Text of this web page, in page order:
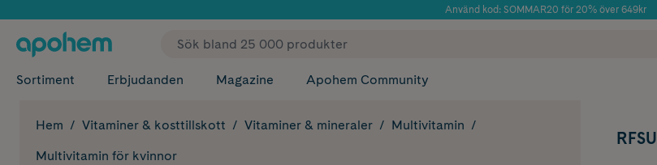
Använd kod: SOMMAR20 för 20% över 649kr
Sortiment Erbjudanden Magazine Apohem Community
Hem Vitaminer & kosttillskott Vitaminer & mineraler
Multivitamin
Multivitamin för kvinnor
RFSU